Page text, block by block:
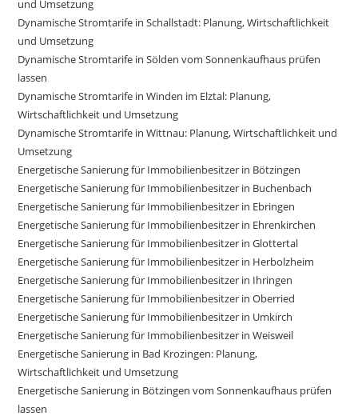
und Umsetzung
Dynamische Stromtarife in Schallstadt: Planung, Wirtschaftlichkeit
und Umsetzung
Dynamische Stromtarife in Sölden vom Sonnenkaufhaus prüfen
lassen
Dynamische Stromtarife in Winden im Elztal: Planung,
Wirtschaftlichkeit und Umsetzung
Dynamische Stromtarife in Wittnau: Planung, Wirtschaftlichkeit und
Umsetzung
Energetische Sanierung für Immobilienbesitzer in Bötzingen
Energetische Sanierung für Immobilienbesitzer in Buchenbach
Energetische Sanierung für Immobilienbesitzer in Ebringen
Energetische Sanierung für Immobilienbesitzer in Ehrenkirchen
Energetische Sanierung für Immobilienbesitzer in Glottertal
Energetische Sanierung für Immobilienbesitzer in Herbolzheim
Energetische Sanierung für Immobilienbesitzer in Ihringen
Energetische Sanierung für Immobilienbesitzer in Oberried
Energetische Sanierung für Immobilienbesitzer in Umkirch
Energetische Sanierung für Immobilienbesitzer in Weisweil
Energetische Sanierung in Bad Krozingen: Planung,
Wirtschaftlichkeit und Umsetzung
Energetische Sanierung in Bötzingen vom Sonnenkaufhaus prüfen
lassen